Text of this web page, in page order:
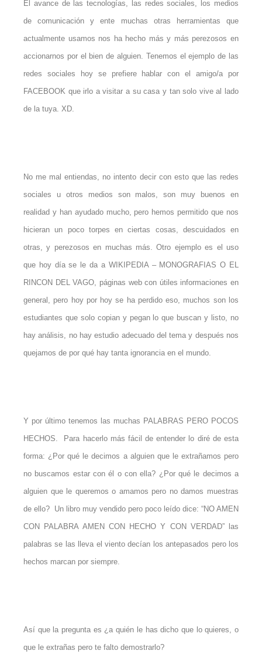
El avance de las tecnologías, las redes sociales, los medios
de comunicación y ente muchas otras herramientas que
actualmente usamos nos ha hecho más y más perezosos en
accionarnos por el bien de alguien. Tenemos el ejemplo de las
redes sociales hoy se prefiere hablar con el amigo/a por
FACEBOOK que irlo a visitar a su casa y tan solo vive al lado
de la tuya. XD.
No me mal entiendas, no intento decir con esto que las redes
sociales u otros medios son malos, son muy buenos en
realidad y han ayudado mucho, pero hemos permitido que nos
hicieran un poco torpes en ciertas cosas, descuidados en
otras, y perezosos en muchas más. Otro ejemplo es el uso
que hoy día se le da a WIKIPEDIA – MONOGRAFIAS O EL
RINCON DEL VAGO, páginas web con útiles informaciones en
general, pero hoy por hoy se ha perdido eso, muchos son los
estudiantes que solo copian y pegan lo que buscan y listo, no
hay análisis, no hay estudio adecuado del tema y después nos
quejamos de por qué hay tanta ignorancia en el mundo.
Y por último tenemos las muchas PALABRAS PERO POCOS
HECHOS. Para hacerlo más fácil de entender lo diré de esta
forma: ¿Por qué le decimos a alguien que le extrañamos pero
no buscamos estar con él o con ella? ¿Por qué le decimos a
alguien que le queremos o amamos pero no damos muestras
de ello? Un libro muy vendido pero poco leído dice: “NO AMEN
CON PALABRA AMEN CON HECHO Y CON VERDAD” las
palabras se las lleva el viento decían los antepasados pero los
hechos marcan por siempre.
Así que la pregunta es ¿a quién le has dicho que lo quieres, o
que le extrañas pero te falto demostrarlo?